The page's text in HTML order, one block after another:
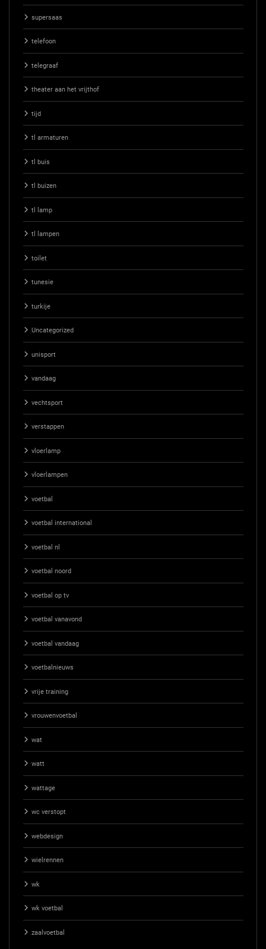
supersaas
telefoon
telegraaf
theater aan het vrijthof
tijd
tl armaturen
tl buis
tl buizen
tl lamp
tl lampen
toilet
tunesie
turkije
Uncategorized
unisport
vandaag
vechtsport
verstappen
vloerlamp
vloerlampen
voetbal
voetbal international
voetbal nl
voetbal noord
voetbal op tv
voetbal vanavond
voetbal vandaag
voetbalnieuws
vrije training
vrouwenvoetbal
wat
watt
wattage
wc verstopt
webdesign
wielrennen
wk
wk voetbal
zaalvoetbal